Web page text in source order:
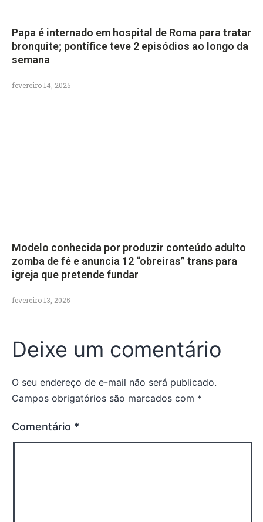
Papa é internado em hospital de Roma para tratar
bronquite; pontífice teve 2 episódios ao longo da
semana
fevereiro 14, 2025
Modelo conhecida por produzir conteúdo adulto
zomba de fé e anuncia 12 “obreiras” trans para
igreja que pretende fundar
fevereiro 13, 2025
Deixe um comentário
O seu endereço de e-mail não será publicado.
Campos obrigatórios são marcados com *
Comentário *